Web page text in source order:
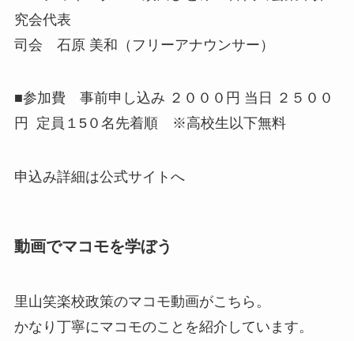
究会代表
司会 石原 美和（フリーアナウンサー）
■参加費 事前申し込み ２０００円 当日 ２５００
円 定員１5０名先着順 ※高校生以下無料
申込み詳細は公式サイトへ
動画でマコモを学ぼう
里山笑楽校政策のマコモ動画がこちら。
かなり丁寧にマコモのことを紹介しています。